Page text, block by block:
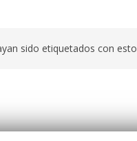
sido etiquetados con esto